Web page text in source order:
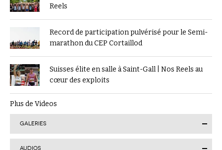
Reels
Record de participation pulvérisé pour le Semi-
marathon du CEP Cortaillod
Suisses élite en salle à Saint-Gall | Nos Reels au
cœur des exploits
Plus de Videos
GALERIES
AUDIOS